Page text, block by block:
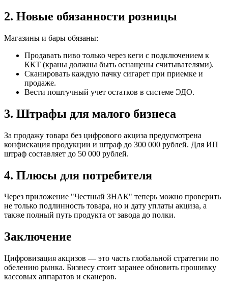
2. Новые обязанности розницы
Магазины и бары обязаны:
Продавать пиво только через кеги с подключением к
ККТ (краны должны быть оснащены считывателями).
Сканировать каждую пачку сигарет при приемке и
продаже.
Вести поштучный учет остатков в системе ЭДО.
3. Штрафы для малого бизнеса
За продажу товара без цифрового акциза предусмотрена
конфискация продукции и штраф до 300 000 рублей. Для ИП
штраф составляет до 50 000 рублей.
4. Плюсы для потребителя
Через приложение "Честный ЗНАК" теперь можно проверить
не только подлинность товара, но и дату уплаты акциза, а
также полный путь продукта от завода до полки.
Заключение
Цифровизация акцизов — это часть глобальной стратегии по
обелению рынка. Бизнесу стоит заранее обновить прошивку
кассовых аппаратов и сканеров.